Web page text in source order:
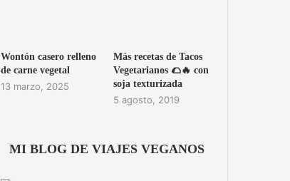
Wontón casero relleno
de carne vegetal
13 marzo, 2025
Más recetas de Tacos
Vegetarianos 🌮🔥 con
soja texturizada
5 agosto, 2019
MI BLOG DE VIAJES VEGANOS